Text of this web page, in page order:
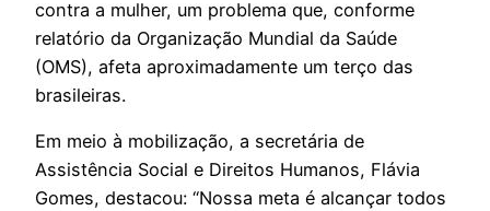
contra a mulher, um problema que, conforme
relatório da Organização Mundial da Saúde
(OMS), afeta aproximadamente um terço das
brasileiras.
Em meio à mobilização, a secretária de
Assistência Social e Direitos Humanos, Flávia
Gomes, destacou: “Nossa meta é alcançar todos